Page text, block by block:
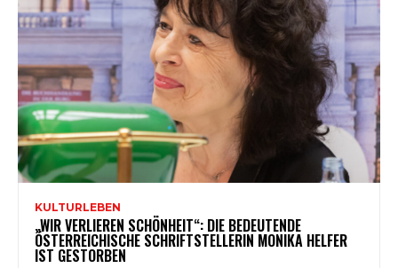
KULTURLEBEN
„WIR VERLIEREN SCHÖNHEIT“: DIE BEDEUTENDE
ÖSTERREICHISCHE SCHRIFTSTELLERIN MONIKA HELFER
IST GESTORBEN